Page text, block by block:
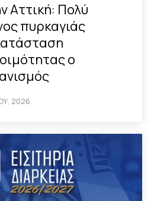
Αττική: Πολύ
πυρκαγιάς
ο
2026